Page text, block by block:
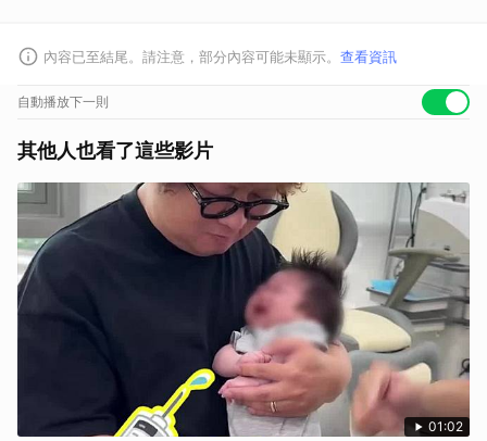
內容已至結尾。請注意，部分內容可能未顯示。 查看資訊
自動播放下一則
其他人也看了這些影片
01:02